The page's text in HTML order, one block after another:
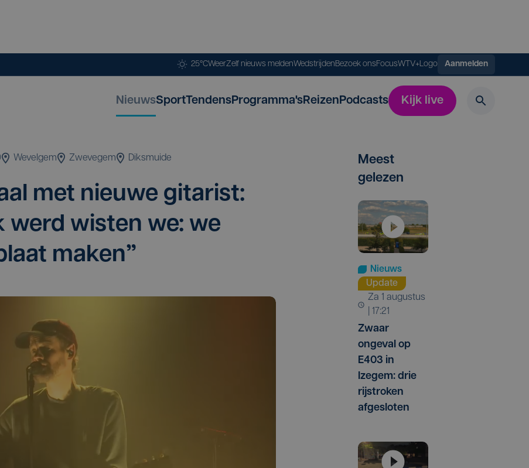
25°CWeerZelf nieuws meldenWedstrijdenBezoek onsFocusWTV+Logo Aanmelden
NieuwsSportTendensProgramma'sReizenPodcasts Kijk live
Wevelgem Zwevegem Diksmuide
met nieu­we gita­rist:
werd wis­ten we: we
maken”
Meest
gelezen
Nieuws
Update
za 1 augustus
| 17:21
Zwaar
ongeval op
E403 in
Izegem: drie
rijstroken
afgesloten